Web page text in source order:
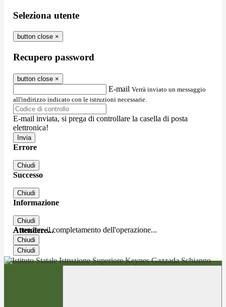
Seleziona utente
button close ×
Recupero password
button close ×
E-mail Verrà inviato un messaggio
all'indirizzo indicato con le istruzioni necessarie.
E-mail inviata, si prega di controllare la casella di posta
elettronica!
Errore
Chiudi
Successo
Chiudi
Informazione
Chiudi
Attendere...
Attendere il completamento dell'operazione...
Chiudi
Chiudi